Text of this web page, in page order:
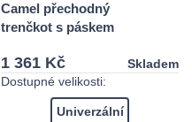
Camel přechodný
trenčkot s páskem
1 361 Kč
Skladem
Dostupné velikosti:
Univerzální